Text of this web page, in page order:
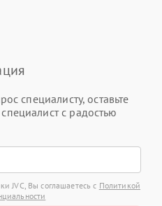
специалисту, оставьте
с радостью
JVC, Вы соглашаетесь с Политикой